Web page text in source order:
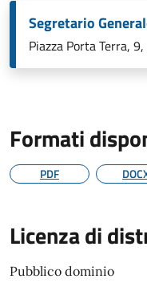
Segretario
Piazza Porta Terra,
Formati
PDF
Licenza di
Pubblico dominio